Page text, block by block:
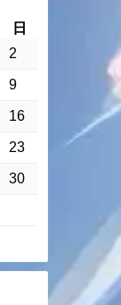
日
2
9
16
23
30